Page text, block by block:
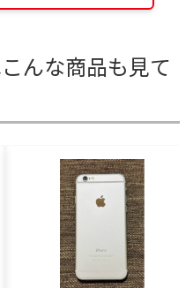
んな商品も見て